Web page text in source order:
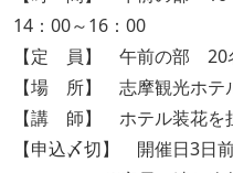
14：00～16：00
【定 員】 午前の部 20
【場 所】 志摩観光ホ
【講 師】 ホテル装花を
【申込〆切】 開催日3日